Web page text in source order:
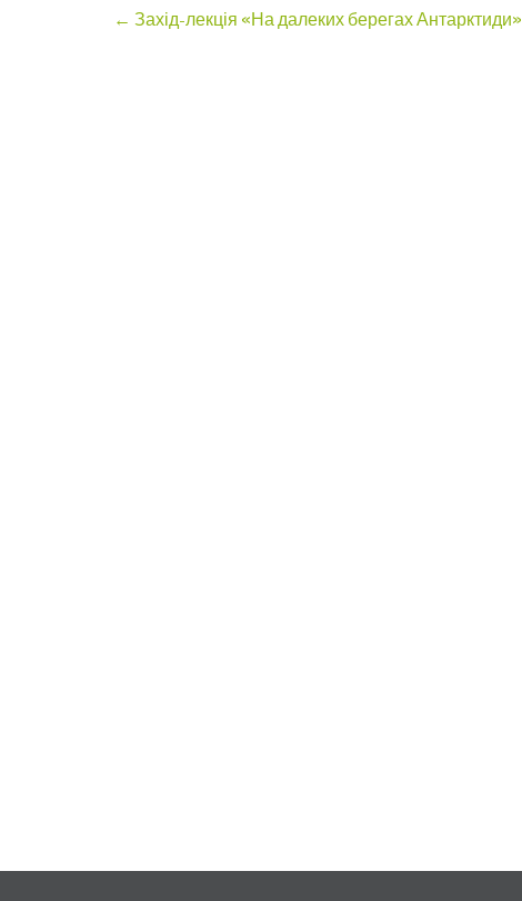
Post
← Захід-лекція «На далеких берегах Антарктиди»